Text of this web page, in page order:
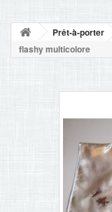
NOUVELLES
ACCUEIL
Prêt-à-porter
flashy multicolore